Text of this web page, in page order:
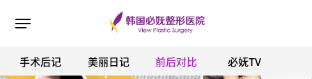
手术后记 美丽日记 前后对比 必妩TV